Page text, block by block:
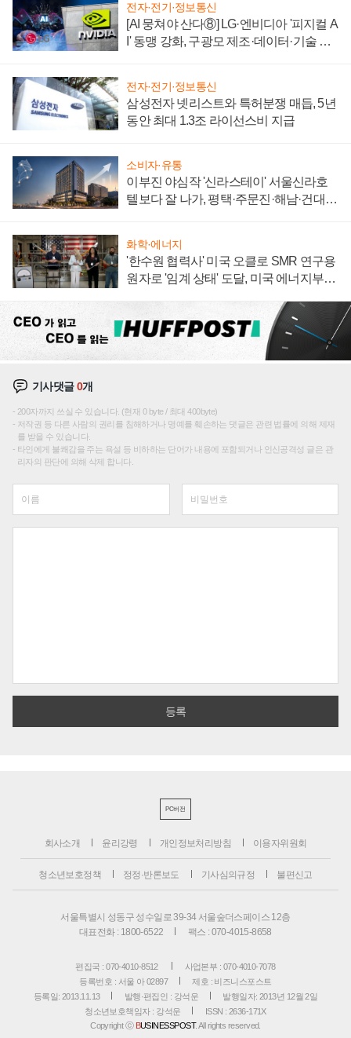
전자·전기·정보통신
[AI 뭉쳐야 산다⑧] LG·엔비디아 '피지컬 A
I' 동맹 강화, 구광모 제조·데이터·기술 결
전자·전기·정보통신
삼성전자 넷리스트와 특허분쟁 매듭, 5년
동안 최대 1.3조 라이선스비 지급
소비자·유통
이부진 야심작 '신라스테이' 서울신라호
텔보다 잘 나가, 평택·주문진·해남·건대로
화학·에너지
'한수원 협력사' 미국 오클로 SMR 연구용
원자로 '임계 상태' 도달, 미국 에너지부
기사댓글0개
200자까지 쓰실 수 있습니다. (현재 0 byte / 최대 400byte)
저작권 등 다른 사람의 권리를 침해하거나 명예를 훼손하는 댓글은 관련 법률에 의해 제재
를 받을 수 있습니다.
타인에게 불쾌감을 주는 욕설 등 비하하는 단어가 내용에 포함되거나 인신공격성 글은 관
리자의 판단에 의해 삭제 합니다.
PC버전
회사소개 윤리강령 개인정보처리방침 이용자위원회
청소년보호정책 정정·반론보도 기사심의규정 불편신고
서울특별시 성동구 성수일로 39-34 서울숲더스페이스 12층
대표전화 : 1800-6522
팩스 : 070-4015-8658
편집국 : 070-4010-8512
사업본부 : 070-4010-7078
등록번호 : 서울 아 02897
제호 : 비즈니스포스트
등록일: 2013.11.13
발행·편집인 : 강석운
발행일자: 2013년 12월 2일
청소년보호책임자 : 강석운
ISSN : 2636-171X
Copyright ⓒ BUSINESSPOST. All rights reserved.